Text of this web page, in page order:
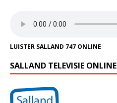
LUISTER SALLAND 747 ONLINE
SALLAND TELEVISIE ONLINE